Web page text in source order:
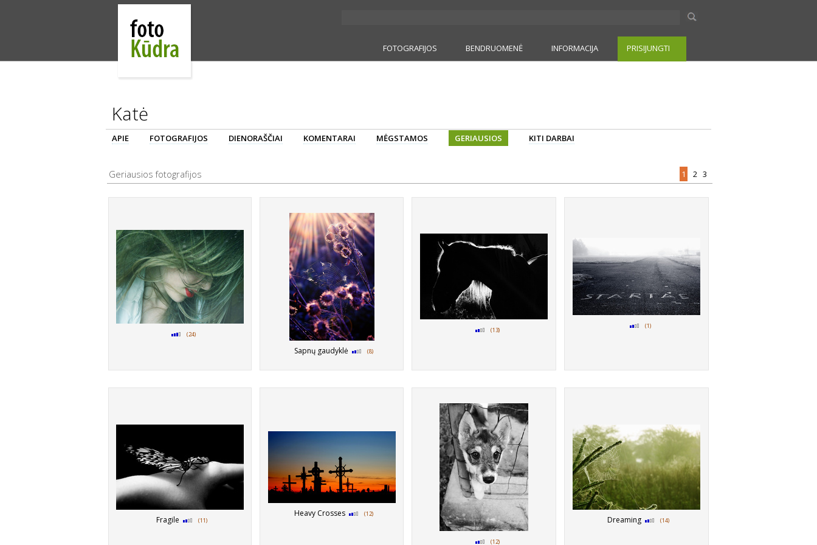
FOTOGRAFIJOS BENDRUOMENĖ INFORMACIJA PRISIJUNGTI
Katė
APIE FOTOGRAFIJOS DIENORAŠČIAI KOMENTARAI MĖGSTAMOS GERIAUSIOS KITI DARBAI
Geriausios fotografijos 1 2 3
(24)
Sapnų gaudyklė (8)
(13)
(1)
Fragile (11)
Heavy Crosses (12)
(12)
Dreaming (14)